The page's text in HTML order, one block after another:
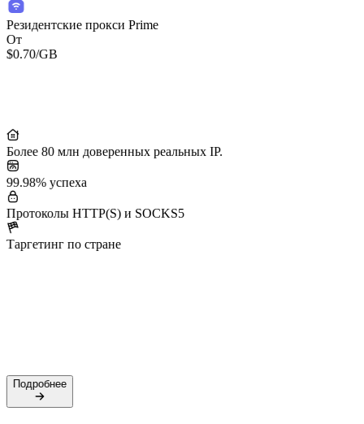
Резидентские прокси Prime
От
$0.70/GB
Более 80 млн доверенных реальных IP.
99.98% успеха
Протоколы HTTP(S) и SOCKS5
Таргетинг по стране
Подробнее